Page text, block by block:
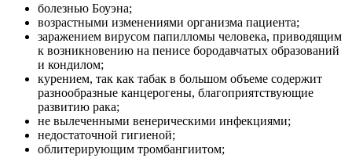
болезнью Боуэна;
возрастными изменениями организма пациента;
заражением вирусом папилломы человека, приводящим
к возникновению на пенисе бородавчатых образований
и кондилом;
курением, так как табак в большом объеме содержит
разнообразные канцерогены, благоприятствующие
развитию рака;
не вылеченными венерическими инфекциями;
недостаточной гигиеной;
облитерирующим тромбангиитом;